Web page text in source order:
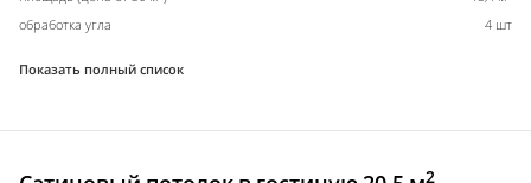
обработка угла 4 шт
Показать полный список
2